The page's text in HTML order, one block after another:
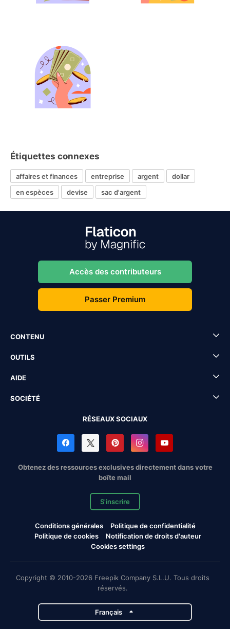
Étiquettes connexes
affaires et finances entreprise argent
dollar
en espèces
devise sac d'argent
Accès des contributeurs
Passer Premium
CONTENU
OUTILS
AIDE
SOCIÉTÉ
RÉSEAUX SOCIAUX
Obtenez des ressources exclusives directement dans votre
boîte mail
S'inscrire
Conditions générales
Politique de confidentialité
Politique de cookies
Notification de droits d'auteur
Cookies settings
Copyright © 2010-2026 Freepik Company S.L.U. Tous droits
réservés.
Français